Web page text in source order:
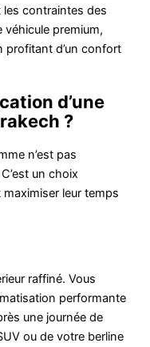
contraintes des
premium,
profitant d’un confort
d’une
?
n’est pas
un choix
leur temps
raffiné. Vous
performante
une journée de
ou de votre berline